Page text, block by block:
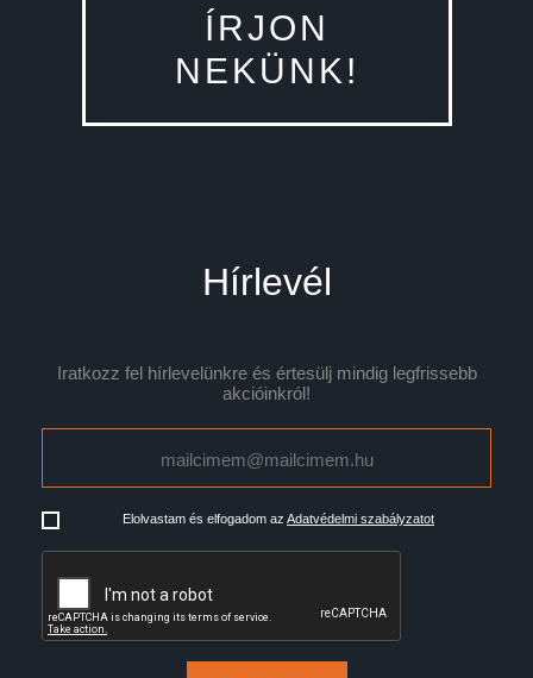
ÍRJON
NEKÜNK!
Hírlevél
Iratkozz fel hírlevelünkre és értesülj mindig legfrissebb
akcióinkról!
Elolvastam és elfogadom az Adatvédelmi szabályzatot